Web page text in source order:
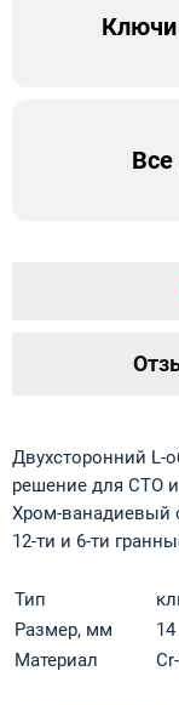
Двухсторонний L-
решение для СТО и
Хром-ванадиевый
12-ти и 6-ти
Тип
Размер, мм
14
Материал